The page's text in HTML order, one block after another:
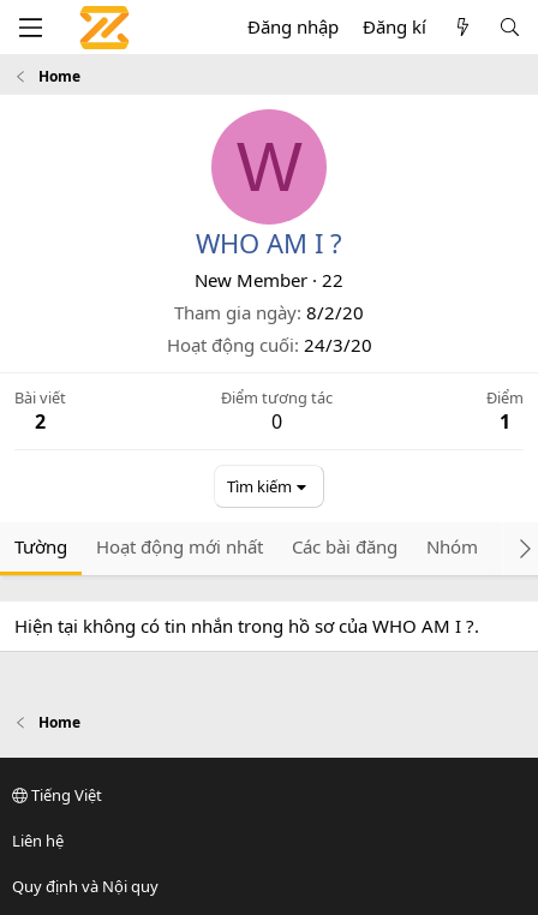
Đăng nhập Đăng kí
Home
W
WHO AM I ?
New Member · 22
Tham gia ngày 8/2/20
Hoạt động cuối 24/3/20
Bài viết
2
Điểm tương tác
0
Điểm
1
Tìm kiếm
Tường Hoạt động mới nhất Các bài đăng Nhóm
Hiện tại không có tin nhắn trong hồ sơ của WHO AM I ?.
Home
Tiếng Việt
Liên hệ
Quy định và Nội quy